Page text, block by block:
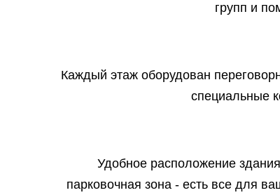
групп и
Каждый этаж оборудован
специальные
Удобное расположение
парковочная зона - есть все для